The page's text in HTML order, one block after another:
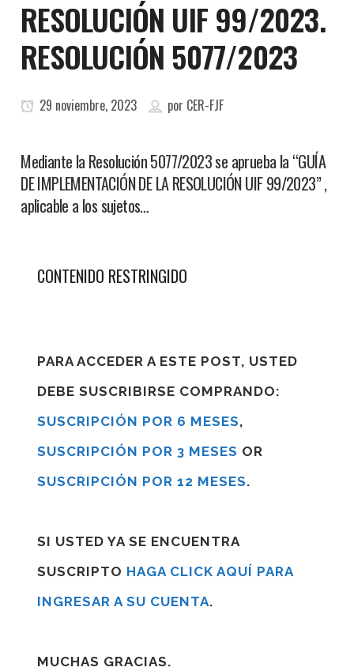
RESOLUCIÓN UIF 99/2023.
RESOLUCIÓN 5077/2023
29 noviembre, 2023 por CER-FJF
Mediante la Resolución 5077/2023 se aprueba la “GUÍA
DE IMPLEMENTACIÓN DE LA RESOLUCIÓN UIF 99/2023” ,
aplicable a los sujetos…
CONTENIDO RESTRINGIDO
PARA ACCEDER A ESTE POST, USTED
DEBE SUSCRIBIRSE COMPRANDO:
SUSCRIPCIÓN POR 6 MESES,
SUSCRIPCIÓN POR 3 MESES OR
SUSCRIPCIÓN POR 12 MESES.
SI USTED YA SE ENCUENTRA
SUSCRIPTO HAGA CLICK AQUÍ PARA
INGRESAR A SU CUENTA.
MUCHAS GRACIAS.